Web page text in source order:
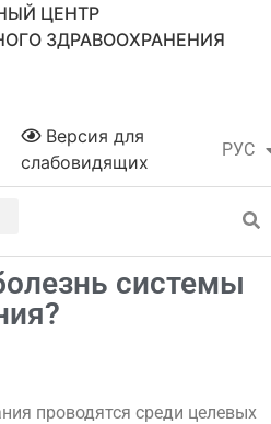
ЦЕНТР
ЗДРАВООХРАНЕНИЯ
РУС
ҚАЗ
Версия для
слабовидящих
системы
проводятся среди целевых